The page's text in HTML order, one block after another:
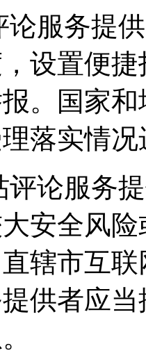
论服务提
设置便
。国家
落实情
评论服务
安全风
辖市互
供者应